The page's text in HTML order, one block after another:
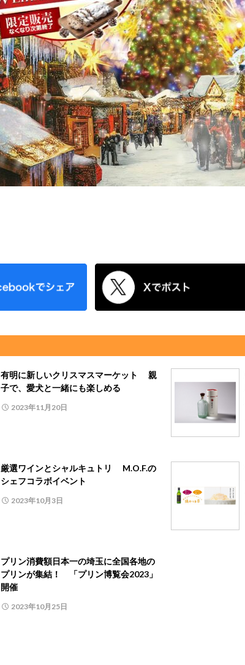
有明に新しいクリスマスマーケット 親
子で、愛犬と一緒にも楽しめる
2023年11月20日
厳選ワインとシャルキュトリ M.O.F.の
シェフコラボイベント
2023年10月3日
プリン消費額日本一の埼玉に全国各地の
プリンが集結！ 「プリン博覧会2023」
開催
2023年10月25日